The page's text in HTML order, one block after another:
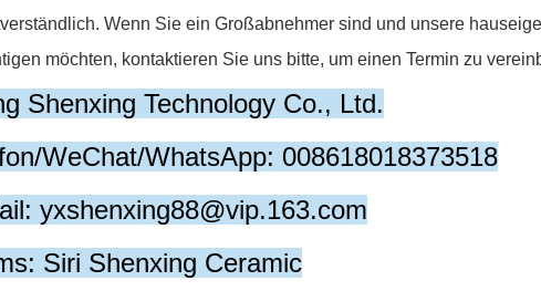
Wenn Sie ein Großabnehmer sind und unsere
möchten, kontaktieren Sie uns bitte, um einen Termin zu
Shenxing Technology Co., Ltd.
WeChat/WhatsApp: 008618018373518
yxshenxing88@vip.163.com
Siri Shenxing Ceramic